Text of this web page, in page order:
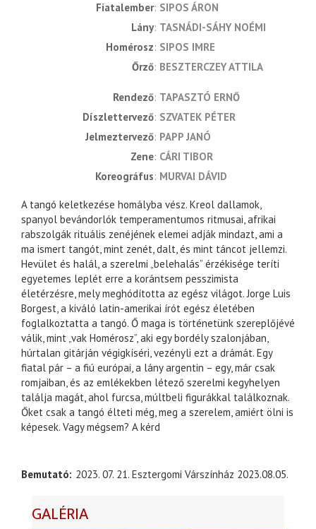
Fiatalember SIPOS ÁRON
Lány TASNÁDI-SÁHY NOÉMI
Homérosz SIPOS IMRE
Őrző BESZTERCZEY ATTILA
rendező TAPASZTÓ ERNŐ
díszlettervező SZVATEK PÉTER
jelmeztervező PAPP JANÓ
zene CÁRI TIBOR
koreográfus MURVAI DÁVID
A tangó keletkezése homályba vész. Kreol dallamok,
spanyol bevándorlók temperamentumos ritmusai, afrikai
rabszolgák rituális zenéjének elemei adják mindazt, ami a
ma ismert tangót, mint zenét, dalt, és mint táncot jellemzi.
Hevület és halál, a szerelmi „belehalás” érzékisége teríti
egyetemes leplét erre a korántsem pesszimista
életérzésre, mely meghódította az egész világot. Jorge Luis
Borgest, a kiváló latin-amerikai írót egész életében
foglalkoztatta a tangó. Ő maga is történetünk szereplőjévé
válik, mint „vak Homérosz”, aki egy bordély szalonjában,
húrtalan gitárján végigkíséri, vezényli ezt a drámát. Egy
fiatal pár – a fiú európai, a lány argentin – egy, már csak
romjaiban, és az emlékekben létező szerelmi kegyhelyen
találja magát, ahol furcsa, múltbeli figurákkal találkoznak.
Őket csak a tangó élteti még, meg a szerelem, amiért ölni is
képesek. Vagy mégsem? A kérd
Bemutató 2023. 07. 21. Esztergomi Várszínház 2023.08.05.
GALÉRIA